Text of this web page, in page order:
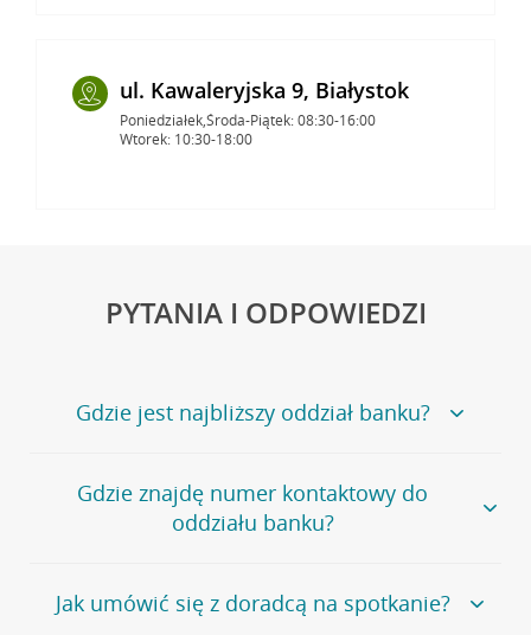
ul. Kawaleryjska 9, Białystok
Poniedziałek,Środa-Piątek: 08:30-16:00
Wtorek: 10:30-18:00
PYTANIA I ODPOWIEDZI
Gdzie jest najbliższy oddział banku?
Jeśli szukasz oddziału naszego banku, zapraszamy na
stronęPlacówki i bankomaty, na której znajduje się
wygodna wyszukiwarka.
oddziałów
Gdzie znajdę numer kontaktowy do
oddziału banku?
Bank Credit Agricole nie udostępnia ogólnego numeru
telefonu do placówki bankowej.
Jak umówić się z doradcą na spotkanie?